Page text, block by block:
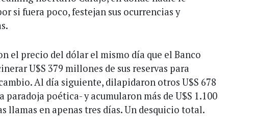
si fuera poco, festejan sus ocurrencias y
el precio del dólar el mismo día que el Banco
U$S 379 millones de sus reservas para
Al día siguiente, dilapidaron otros U$S 678
paradoja poética- y acumularon más de U$S 1.100
llamas en apenas tres días. Un desquicio total.